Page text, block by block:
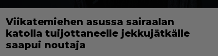
Viikatemiehen asussa sairaalan
katolla tuijottaneelle jekkujätkälle
saapui noutaja